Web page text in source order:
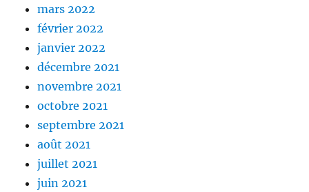
mars 2022
février 2022
janvier 2022
décembre 2021
novembre 2021
octobre 2021
septembre 2021
août 2021
juillet 2021
juin 2021